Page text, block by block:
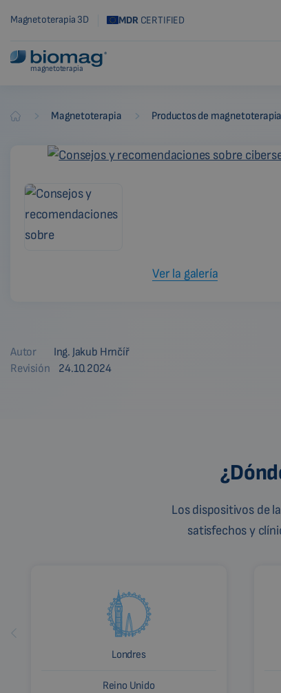
Magnetoterapia 3D MDRCERTIFIED
magnetoterapia
Biomag Magnetoterapia Productos de
Ver la galería
Autor
Ing. Jakub Hrnčíř
Revisión
24.10.2024
Los dispositivos de
satisfechos y
Londres
Reino Unido